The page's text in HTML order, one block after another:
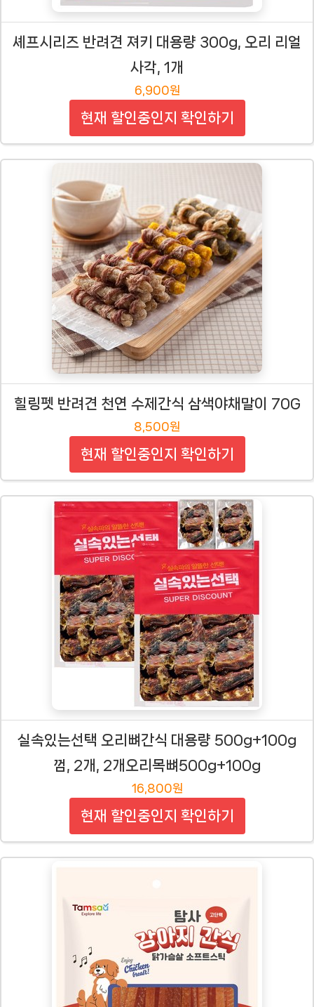
셰프시리즈 반려견 져키 대용량 300g, 오리 리얼
사각, 1개
6,900원
현재 할인중인지 확인하기
힐링펫 반려견 천연 수제간식 삼색야채말이 70G
8,500원
현재 할인중인지 확인하기
실속있는선택 오리뼈간식 대용량 500g+100g
껌, 2개, 2개오리목뼈500g+100g
16,800원
현재 할인중인지 확인하기